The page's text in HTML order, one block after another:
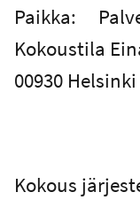
Paikka:
Kokoustila
00930 Helsinki
Kokous